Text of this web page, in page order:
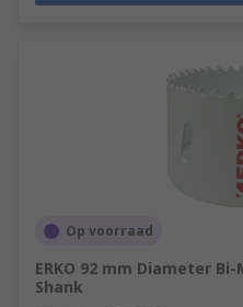
Op voorraad
ERKO 92 mm Diameter
Shank